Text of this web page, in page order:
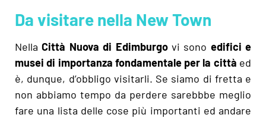
Da visitare nella New Town
NellaCittà Nuova di Edimburgovi sono edifici e
musei di importanza fondamentale per la città ed
è, dunque, d’obbligo visitarli. Se siamo di fretta e
non abbiamo tempo da perdere sarebbbe meglio
fare una lista delle cose più importanti ed andare